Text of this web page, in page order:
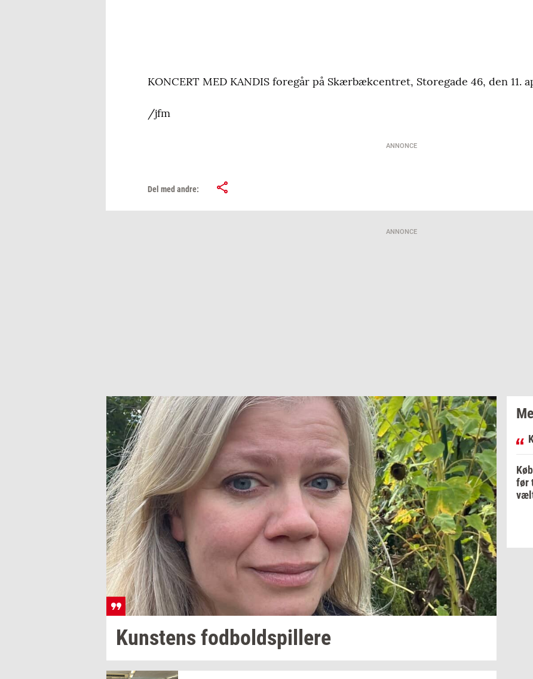
KONCERT MED KANDIS foregår på Skærbækcentret, Storegade 46, den 11.
/jfm
ANNONCE
Del med andre:
ANNONCE
Kun­stens fod­bold­spil­le­re
før